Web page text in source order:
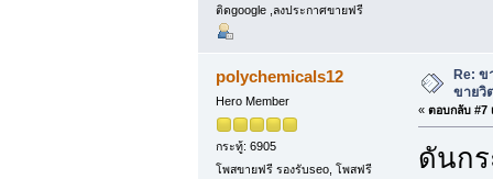
ติดgoogle ,ลงประกาศขายฟรี
polychemicals12
Hero Member
กระทู้: 6905
โพสขายฟรี รองรับseo, โพสฟรี
Re: ข
ขายวิ
« ตอบกลับ #7
ดันก